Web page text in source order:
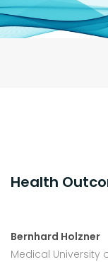
Health
Bernhard Holzner
Medical University